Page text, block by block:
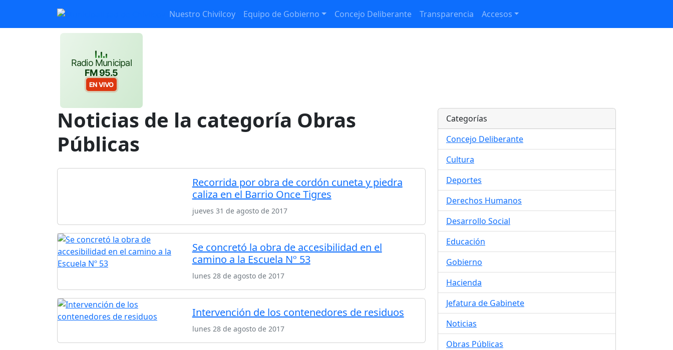
Nuestro Chivilcoy Equipo de Gobierno Concejo Deliberante Transparencia Accesos
Radio Municipal
FM 95.5
EN VIVO
Noticias de la categoría Obras
Públicas
Recorrida por obra de cordón cuneta y piedra
caliza en el Barrio Once Tigres
jueves 31 de agosto de 2017
Se concretó la obra de accesibilidad en el
camino a la Escuela Nº 53
lunes 28 de agosto de 2017
Intervención de los contenedores de residuos
lunes 28 de agosto de 2017
Categorías
Concejo Deliberante
Cultura
Deportes
Derechos Humanos
Desarrollo Social
Educación
Gobierno
Hacienda
Jefatura de Gabinete
Noticias
Obras Públicas